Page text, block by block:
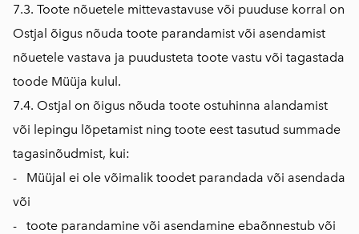
7.3. Toote nõuetele mittevastavuse või puuduse korral on
Ostjal õigus nõuda toote parandamist või asendamist
nõuetele vastava ja puudusteta toote vastu või tagastada
toode Müüja kulul.
7.4. Ostjal on õigus nõuda toote ostuhinna alandamist
või lepingu lõpetamist ning toote eest tasutud summade
tagasinõudmist, kui:
- Müüjal ei ole võimalik toodet parandada või asendada
või
- toote parandamine või asendamine ebaõnnestub või